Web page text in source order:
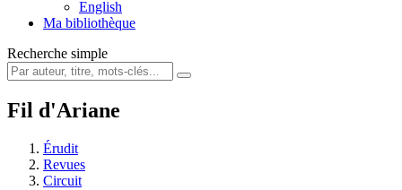
English
Ma bibliothèque
Recherche simple
Fil d'Ariane
Érudit
Revues
Circuit